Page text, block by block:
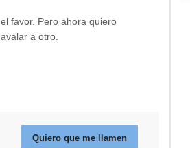
favor. Pero ahora quiero
a otro.
Quiero que me llamen